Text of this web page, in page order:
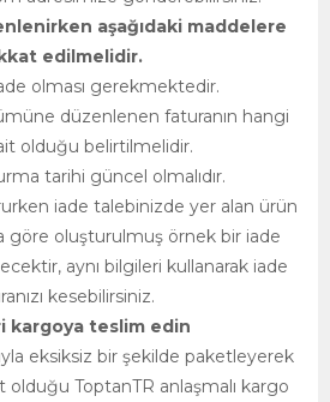
aşağıdaki maddelere
edilmelidir.
olması gerekmektedir.
düzenlenen faturanın hangi
olduğu belirtilmelidir.
tarihi güncel olmalıdır.
iade talebinizde yer alan ürün
göre oluşturulmuş örnek bir iade
aynı bilgileri kullanarak iade
kesebilirsiniz.
kargoya teslim edin
eksiksiz bir şekilde paketleyerek
ToptanTR anlaşmalı kargo